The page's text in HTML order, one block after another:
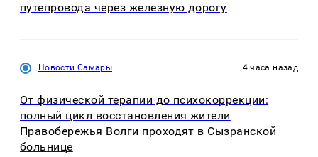
путепровода через железную дорогу
Новости Самары 4 часа назад
От физической терапии до психокоррекции:
полный цикл восстановления жители
Правобережья Волги проходят в Сызранской
больнице